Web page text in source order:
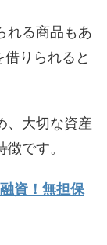
れる商品もあ
りられると
、大切な資産
です。
資！無担保